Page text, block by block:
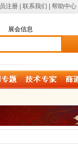
注册| 联系我们 帮助中心|
展会信息